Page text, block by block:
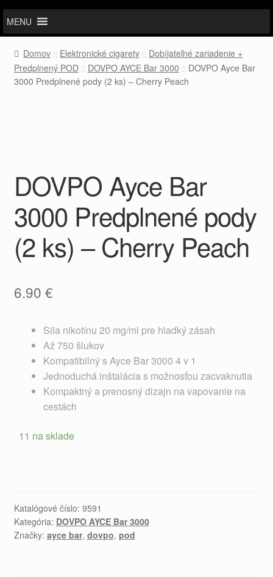
MENU
Domov Elektronické cigarety
Dobíjateľné zariadenie +
Predplnený POD
DOVPO AYCE Bar 3000
DOVPO Ayce Bar
3000 Predplnené pody (2 ks) – Cherry Peach
DOVPO Ayce Bar
3000 Predplnené pody
(2 ks) – Cherry Peach
6.90 €
Sila nikotínu 20 mg/ml pre hladký zásah
Až 750 šlukov
Kompatibilný s Ayce Bar 3000 4 v 1
Jednoduchá inštalácia s možnosťou zacvaknutia
Kompaktný a prenosný dizajn na vapovanie na
cestách
11 na sklade
Katalógové číslo: 9591
Kategória: DOVPO AYCE Bar 3000
Značky: ayce bar, dovpo, pod